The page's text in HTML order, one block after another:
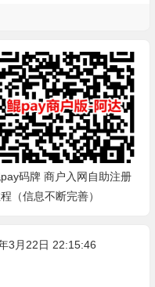
牌 商户入网自助注册
（信息不断完善）
3月22日 22:15:46